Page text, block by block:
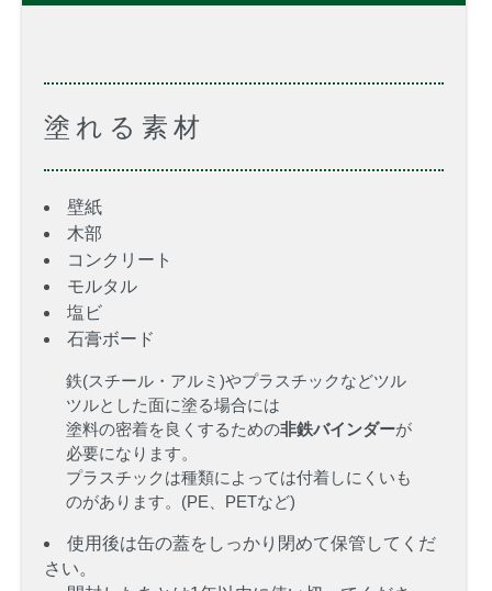
塗れる素材
壁紙
木部
コンクリート
モルタル
塩ビ
石膏ボード
鉄(スチール・アルミ)やプラスチックなどツル
ツルとした面に塗る場合には
塗料の密着を良くするための非鉄バインダーが
必要になります。
プラスチックは種類によっては付着しにくいも
のがあります。(PE、PETなど)
使用後は缶の蓋をしっかり閉めて保管してくだ
さい。